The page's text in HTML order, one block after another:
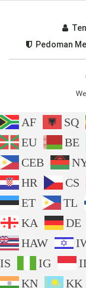
Pedoman
AF SQ
EU
BE
CEB
HR
CS
ET
TL
KA
DE
HAW
IS
IG
KN
KK